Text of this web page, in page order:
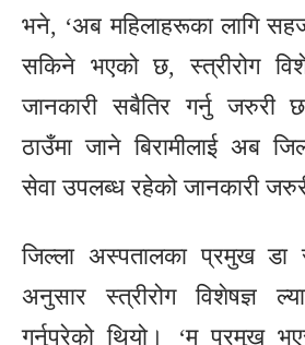
भने, ‘अब महिलाहरूका लागि
सकिने भएको छ, स्त्रीरोग
जानकारी सबैतिर गर्नु जरुरी
ठाउँमा जाने बिरामीलाई अब
सेवा उपलब्ध रहेको जानकारी
जिल्ला अस्पतालका प्रमुख डा
अनुसार स्त्रीरोग विशेषज्ञ
गर्नुपरेको थियो। ‘म प्रमुख